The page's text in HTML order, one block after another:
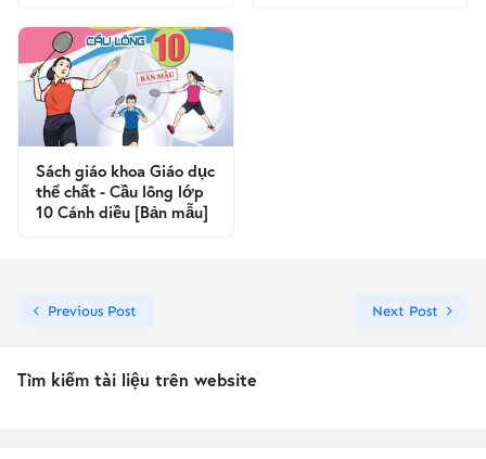
Sách giáo khoa Giáo dục
thể chất - Cầu lông lớp
10 Cánh diều [Bản mẫu]
Previous Post Next Post
Tìm kiếm tài liệu trên website